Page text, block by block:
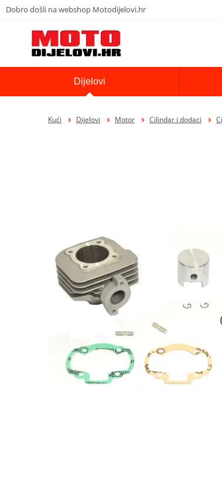
Dobro došli na webshop Motodijelovi.hr
Dijelovi
Kući Dijelovi Motor Cilindar i dodaci